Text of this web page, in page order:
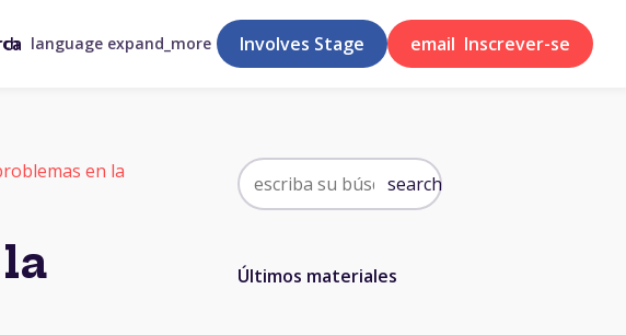
language expand_more Involves Stage email Inscrever-se
en la
search
Últimos materiales